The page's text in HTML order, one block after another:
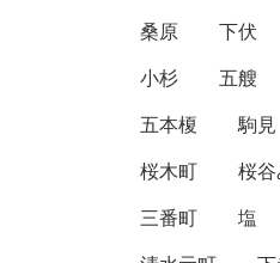
桑原
下伏
小杉
五艘
五本榎
駒見
桜木町
桜
三番町
塩